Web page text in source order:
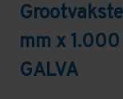
mm x
GALVA